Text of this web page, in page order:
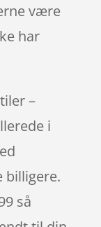
være
har
–
i
billigere.
så